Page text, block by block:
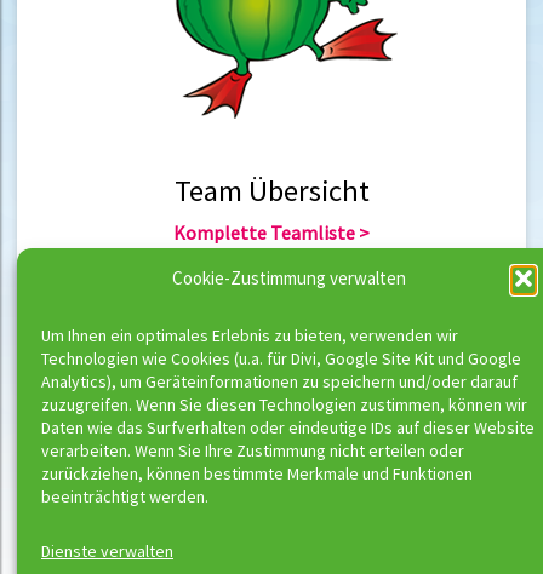
Cookie-Zustimmung verwalten
Um Ihnen ein optimales Erlebnis zu bieten, verwenden wir
Technologien wie Cookies (u.a. für Divi, Google Site Kit und Google
Analytics), um Geräteinformationen zu speichern und/oder darauf
zuzugreifen. Wenn Sie diesen Technologien zustimmen, können wir
Daten wie das Surfverhalten oder eindeutige IDs auf dieser Website
verarbeiten. Wenn Sie Ihre Zustimmung nicht erteilen oder
zurückziehen, können bestimmte Merkmale und Funktionen
beeinträchtigt werden.
Dienste verwalten
Team Übersicht
Komplette Teamliste >
Team Hannover >
Team Übersicht
Komplette Trainerliste >
Trainer Berlin >
Trainer Hannover >